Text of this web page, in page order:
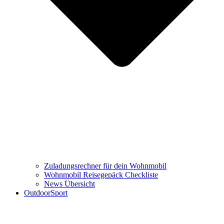
Zuladungsrechner für dein Wohnmobil
Wohnmobil Reisegepäck Checkliste
News Übersicht
OutdoorSport